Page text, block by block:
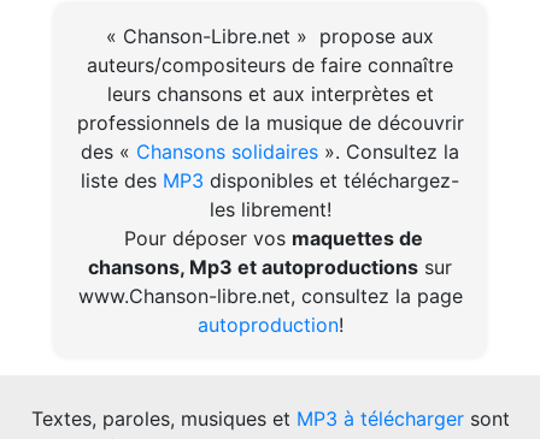
« Chanson-Libre.net » propose aux
auteurs/compositeurs de faire connaître
leurs chansons et aux interprètes et
professionnels de la musique de découvrir
des « Chansons solidaires ». Consultez la
liste des MP3 disponibles et téléchargez-
les librement!
Pour déposer vos maquettes de
chansons, Mp3 et autoproductions sur
www.Chanson-libre.net, consultez la page
autoproduction!
Textes, paroles, musiques et MP3 à téléchargersont